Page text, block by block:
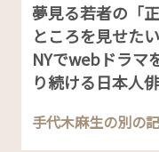
夢見る若者の「
ところを見せたい
NYでwebドラマ
り続ける日本人
手代木麻生の別の